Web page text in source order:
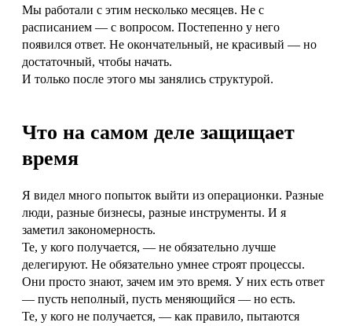
Мы работали с этим несколько месяцев. Не с
расписанием — с вопросом. Постепенно у него
появился ответ. Не окончательный, не красивый — но
достаточный, чтобы начать.
И только после этого мы занялись структурой.
Что на самом деле защищает
время
Я видел много попыток выйти из операционки. Разные
люди, разные бизнесы, разные инструменты. И я
заметил закономерность.
Те, у кого получается, — не обязательно лучше
делегируют. Не обязательно умнее строят процессы.
Они просто знают, зачем им это время. У них есть ответ
— пусть неполный, пусть меняющийся — но есть.
Те, у кого не получается, — как правило, пытаются